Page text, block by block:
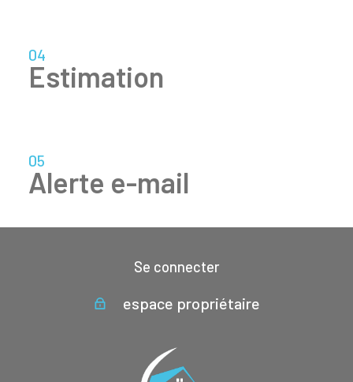
04
estimation
05
alerte e-mail
Se connecter
espace propriétaire